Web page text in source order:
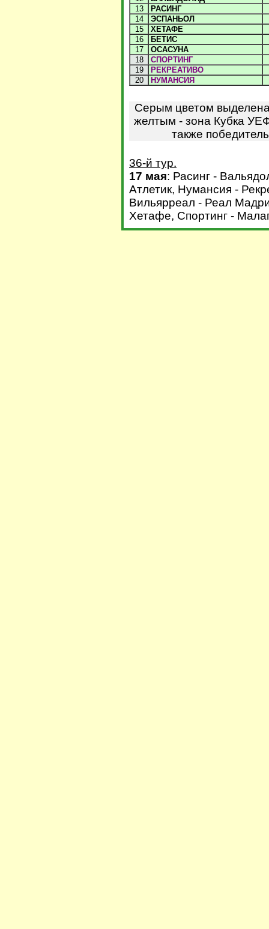
13
РАСИНГ
14
ЭСПАНЬОЛ
15
ХЕТАФЕ
16
БЕТИС
17
ОСАСУНА
18
СПОРТИНГ
19
РЕКРЕАТИВО
20
НУМАНСИЯ
Серым цветом
желтым - зона Кубка
также
36-й тур.
17 мая: Расинг -
Атлетик, Нумансия -
Вильярреал - Реал
Хетафе, Спортинг -